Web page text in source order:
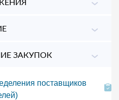
ЗАКУПОК
поставщиков